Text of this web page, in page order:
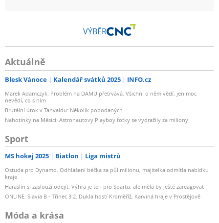
VÝBĚR
Aktuálně
Blesk Vánoce Kalendář svátků 2025 INFO.cz
Marek Adamczyk: Problém na DAMU přetrvává. Všichni o něm vědí, jen moc
nevědí, co s ním
Brutální útok v Tanvaldu: Několik pobodaných
Nahotinky na Měsíci: Astronautovy Playboy fotky se vydražily za miliony
Sport
MS hokej 2025 Biatlon Liga mistrů
Ostuda pro Dynamo. Odhlášení béčka za půl milionu, majitelka odmítla nabídku
kraje
Haraslín si zaslouží odejít. Výhra je to i pro Spartu, ale měla by ještě zareagovat
ONLINE: Slavia B - Třinec 3:2. Dukla hostí Kroměříž, Karviná hraje v Prostějově
Móda a krása